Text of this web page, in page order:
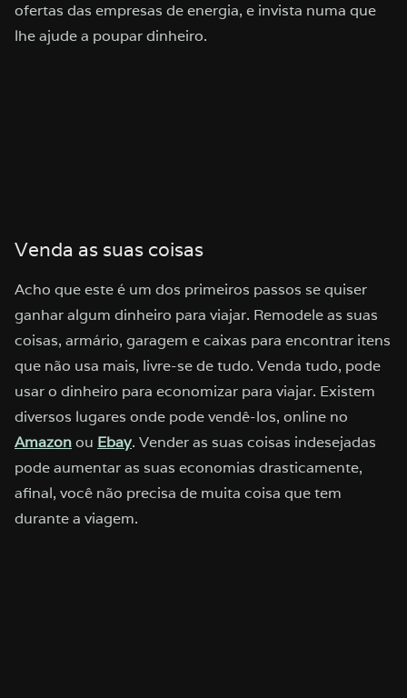
ofertas das empresas de energia, e invista numa que
lhe ajude a poupar dinheiro.
Venda as suas coisas
Acho que este é um dos primeiros passos se quiser
ganhar algum dinheiro para viajar. Remodele as suas
coisas, armário, garagem e caixas para encontrar itens
que não usa mais, livre-se de tudo. Venda tudo, pode
usar o dinheiro para economizar para viajar. Existem
diversos lugares onde pode vendê-los, online no
Amazonou Ebay. Vender as suas coisas indesejadas
pode aumentar as suas economias drasticamente,
afinal, você não precisa de muita coisa que tem
durante a viagem.